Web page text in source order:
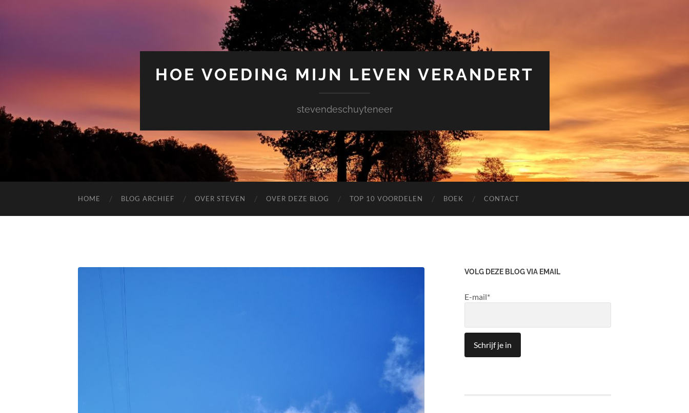
HOE VOEDING MIJN LEVEN VERANDERT
stevendeschuyteneer
HOME BLOG ARCHIEF OVER STEVEN OVER DEZE BLOG TOP 10 VOORDELEN BOEK CONTACT
VOLG DEZE BLOG VIA EMAIL
E-mail*